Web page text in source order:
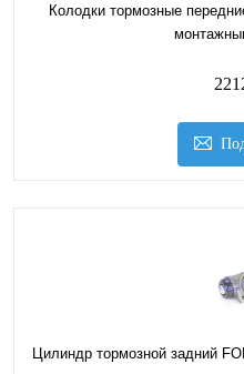
Колодки тормозные
Цилиндр тормозной задний